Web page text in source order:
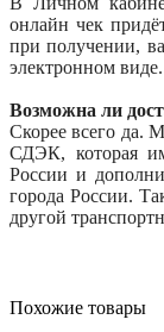
онлайн чек
при получении,
электронном виде.
Возможна ли
Скорее всего да.
СДЭК, которая
России и
города России.
другой
Похожие товары